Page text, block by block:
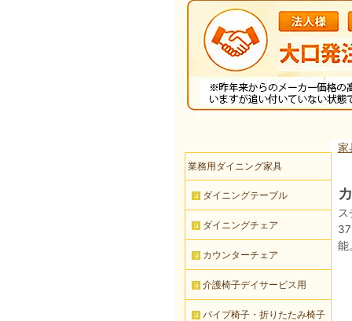
家
能
業務用ダイニング家具
ダイニングテーブル
ダイニングチェア
カウンターチェア
介護椅子デイサービス用
パイプ椅子・折りたたみ椅子